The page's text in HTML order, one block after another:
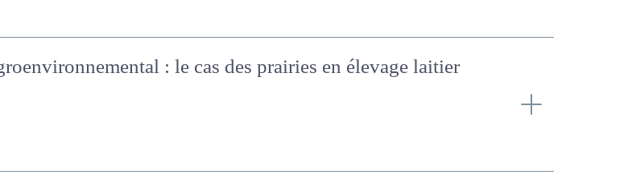
: le cas des prairies en élevage laitier